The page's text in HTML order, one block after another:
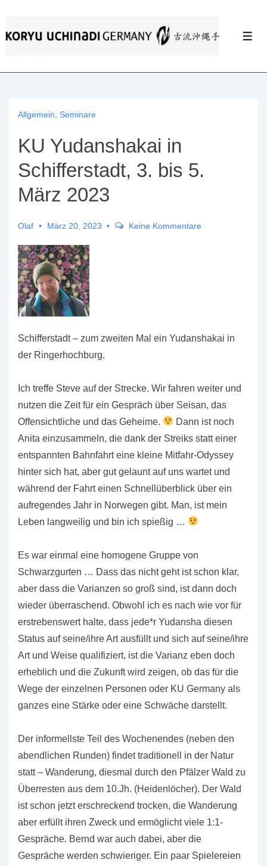
Inhalt
Allgemein Seminare
KU Yudanshakai in
Schifferstadt, 3. bis 5.
März 2023
Olaf März 20, 2023 Keine Kommentare
Schifferstadt – zum zweiten Mal ein Yudanshakai in
der Ringerhochburg.
Ich treffe Steve auf der Strecke. Wir fahren weiter und
nutzen die Zeit für ein Gespräch über Seisan, das
Offensichtliche und das Geheime.
Dann ist noch
Anita einzusammeln, die dank der Streiks statt einer
entspannten Bahnfahrt eine kleine Mitfahr-Odyssey
hinter sich hat, aber gut gelaunt auf uns wartet und
während der Fahrt einen Schnellüberblick über ein
aufregendes Jahr in Norwegen gibt. Man, ist mein
Leben langweilig und bin ich spießig …
Es war einmal eine homogene Gruppe von
Schwarzgurten … Dass das nicht geht ist schon klar,
aber dass die Varianzen so groß sind, ist dann doch
wieder überraschend. Obwohl ich es nach wie vor für
erstrebenswert halte, dass jede*r Yudansha diesen
Status auf seine/ihre Art ausfüllt und sich auf seine/ihre
Art und Weise qualifiziert, ist die Varianz eben doch
erheblich und die Zukunft wird zeigen, ob das für die
Wege der einzelnen Personen oder KU Germany als
ganzes eine Stärke oder eine Schwäche darstellt.
Der informellste Teil des Wochenendes (neben den
abendlichen Runden) findet traditionell in der Natur
statt – Wanderung, diesmal durch den Pfälzer Wald zu
Überresten aus dem 10.Jh. (Heidenlöcher). Der Wald
ist schon jetzt erschreckend trocken, die Wanderung
aber erfüllt ihren Zweck und ermöglicht viele 1:1-
Gespräche. Bernd war auch dabei, aber die
Gespräche werden schwieriger. Ein paar Spielereien